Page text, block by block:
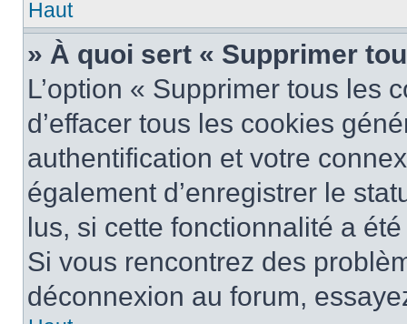
Haut
» À quoi sert « Supprimer
L’option « Supprimer tous les
d’effacer tous les cookies
authentification et votre
également d’enregistrer le
lus, si cette fonctionnalité a
Si vous rencontrez des
déconnexion au forum,